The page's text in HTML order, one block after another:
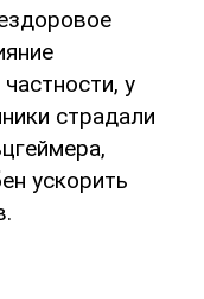
у
страдали
ускорить